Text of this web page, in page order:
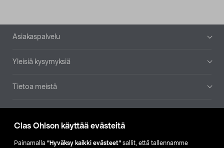
Clas Ohlson käyttää evästeitä
Painamalla ”Hyväksy kaikki evästeet” sallit, että tallennamme
Alatunniste
Asiakaspalvelu
Yleisiä kysymyksiä
Tietoa meistä